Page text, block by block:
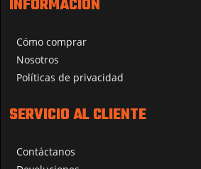
INFORMACIÓN
Cómo comprar
Nosotros
Políticas de privacidad
SERVICIO AL CLIENTE
Contáctanos